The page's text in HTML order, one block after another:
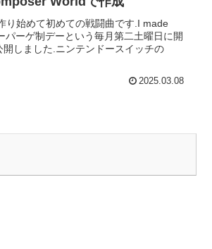
り始めて初めての戦闘曲です.I made
ーゲ制デーという毎月第二土曜日に開
しました.ニンテンドースイッチの
2025.03.08